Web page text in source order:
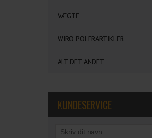
VÆGTE
WIRO POLERARTIKLER
ALT DET ANDET
KUNDESERVICE